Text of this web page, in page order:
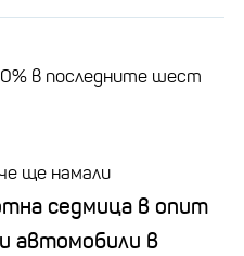
в последните шест
ще намали
седмица в опит
автомобили в